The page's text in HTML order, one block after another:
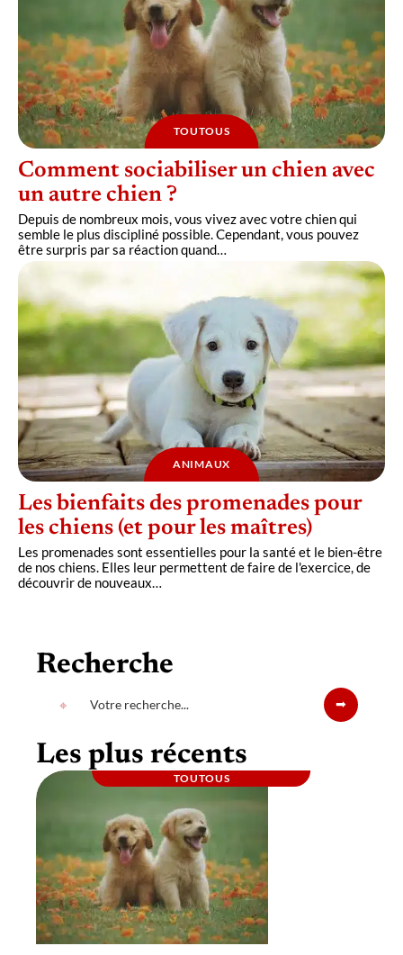
TOUTOUS
Comment sociabiliser un chien avec
un autre chien ?
Depuis de nombreux mois, vous vivez avec votre chien qui
semble le plus discipliné possible. Cependant, vous pouvez
être surpris par sa réaction quand…
ANIMAUX
Les bienfaits des promenades pour
les chiens (et pour les maîtres)
Les promenades sont essentielles pour la santé et le bien-être
de nos chiens. Elles leur permettent de faire de l'exercice, de
découvrir de nouveaux…
Recherche
Les plus récents
TOUTOUS